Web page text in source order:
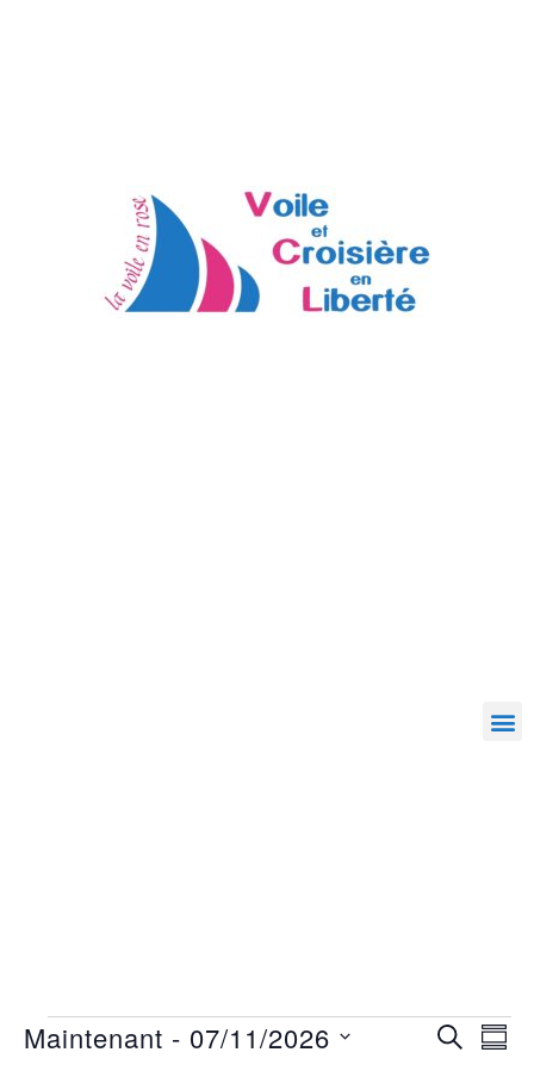
Maintenant - 07/11/2026